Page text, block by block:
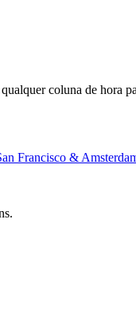
coluna de
Francisco &